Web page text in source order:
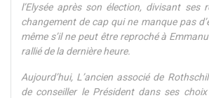
l’Elysée après son élection, divisant ses
changement de cap qui ne manque pas
même s’il ne peut être reproché à
rallié de la dernière heure.
Aujourd’hui, L’ancien associé de
de conseiller le Président dans ses